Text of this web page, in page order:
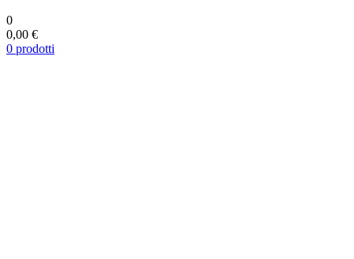
0
0,00 €
0 prodotti